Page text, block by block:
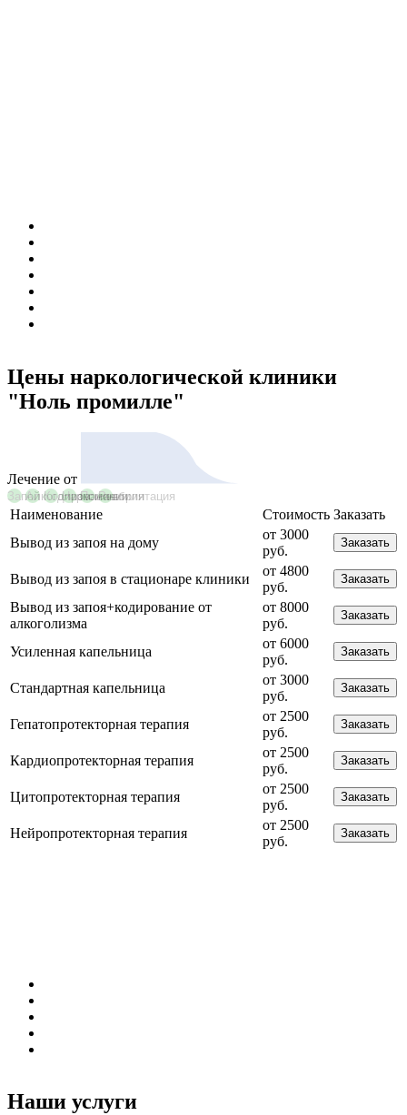
Цены наркологической клиники
"Ноль промилле"
Лечение от
ЗапойАлкоголизм
Кодирование
Наркомании
Психиатрия
Реабилитация
Наименование Стоимость Заказать
Вывод из запоя на дому
от 3000
руб.
Заказать
Вывод из запоя в стационаре клиники
от 4800
руб.
Заказать
Вывод из запоя+кодирование от
алкоголизма
от 8000
руб.
Заказать
Усиленная капельница
от 6000
руб.
Заказать
Стандартная капельница
от 3000
руб.
Заказать
Гепатопротекторная терапия
от 2500
руб.
Заказать
Кардиопротекторная терапия
от 2500
руб.
Заказать
Цитопротекторная терапия
от 2500
руб.
Заказать
Нейропротекторная терапия
от 2500
руб.
Заказать
Наши услуги